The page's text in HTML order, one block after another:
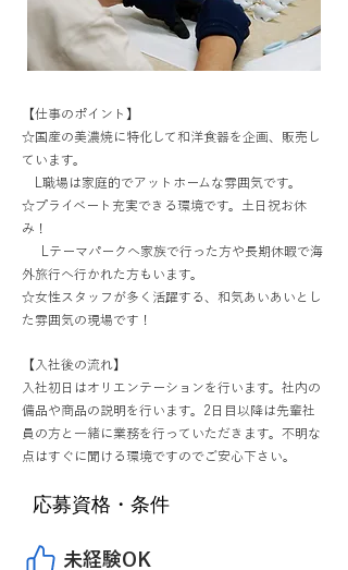
【仕事のポイント】
☆国産の美濃焼に特化して和洋食器を企画、販売し
ています。
L職場は家庭的でアットホームな雰囲気です。
☆プライベート充実できる環境です。土日祝お休
み！
Lテーマパークへ家族で行った方や長期休暇で海
外旅行へ行かれた方もいます。
☆女性スタッフが多く活躍する、和気あいあいとし
た雰囲気の現場です！
【入社後の流れ】
入社初日はオリエンテーションを行います。社内の
備品や商品の説明を行います。2日目以降は先輩社
員の方と一緒に業務を行っていただきます。不明な
点はすぐに聞ける環境ですのでご安心下さい。
応募資格・条件
未経験OK